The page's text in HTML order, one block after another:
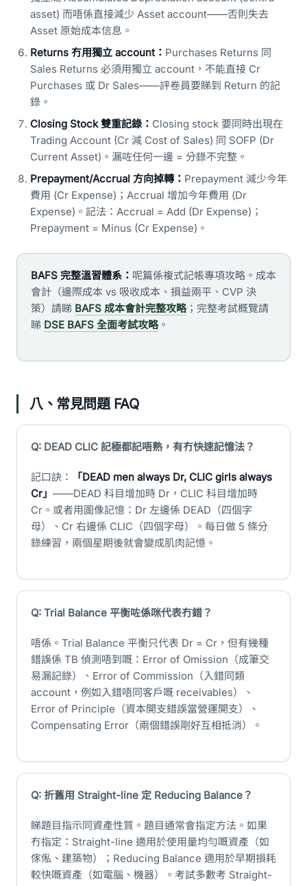
asset) 而唔係直接減少 Asset account——否則失去
Asset 原始成本信息。
Returns 冇用獨立 account： Purchases Returns 同
Sales Returns 必須用獨立 account，不能直接 Cr
Purchases 或 Dr Sales——評卷員要睇到 Return 的記
錄。
Closing Stock 雙重記錄： Closing stock 要同時出現在
Trading Account (Cr 減 Cost of Sales) 同 SOFP (Dr
Current Asset)。漏咗任何一邊 = 分錄不完整。
Prepayment/Accrual 方向掉轉： Prepayment 減少今年
費用 (Cr Expense)；Accrual 增加今年費用 (Dr
Expense)。記法：Accrual = Add (Dr Expense)；
Prepayment = Minus (Cr Expense)。
BAFS 完整溫習體系： 呢篇係複式記帳專項攻略。成本
會計（邊際成本 vs 吸收成本、損益兩平、CVP 決
策）請睇 BAFS 成本會計完整攻略；完整考試概覽請
睇 DSE BAFS 全面考試攻略。
八、常見問題 FAQ
Q: DEAD CLIC 記極都記唔熟，有冇快速記憶法？
記口訣：
「DEAD men always Dr, CLIC girls always
Cr」 ——DEAD 科目增加時 Dr，CLIC 科目增加時
Cr。或者用圖像記憶：Dr 左邊係 DEAD（四個字
母）、Cr 右邊係 CLIC（四個字母）。每日做 5 條分
錄練習，兩個星期後就會變成肌肉記憶。
Q: Trial Balance 平衡咗係咪代表冇錯？
唔係。Trial Balance 平衡只代表 Dr = Cr，但有幾種
錯誤係 TB 偵測唔到嘅：Error of Omission（成筆交
易漏記錄）、Error of Commission（入錯同類
account，例如入錯唔同客戶嘅 receivables）、
Error of Principle（資本開支錯誤當營運開支）、
Compensating Error（兩個錯誤剛好互相抵消）。
Q: 折舊用 Straight-line 定 Reducing Balance？
睇題目指示同資產性質。題目通常會指定方法。如果
冇指定：Straight-line 適用於使用量均勻嘅資產（如
傢俬、建築物）；Reducing Balance 適用於早期損耗
較快嘅資產（如電腦、機器）。考試多數考 Straight-